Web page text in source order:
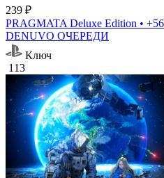
239 ₽
PRAGMATA Deluxe Edition •
DENUVO ОЧЕРЕДИ
Ключ
113